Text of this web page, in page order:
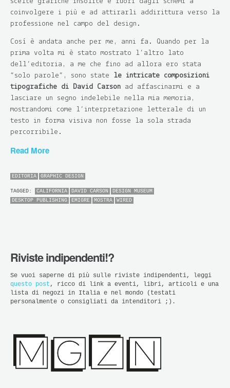
coinvolgere i più e ad attirarli addirittura verso la
professione nel campo del design.
Così è andata anche per me, anni fa. Quando per la
prima volta mi è stato mostrato l’altro lato
dell’editoria, a me che fino ad allora ero stata
“solo parole”, sono state le intricate composizioni
tipografiche di David Carson ad affascinarmi e a
lasciare un segno indelebile nella mia memoria,
mostrandomi come l’interpretazione letterale di un
testo in forma visiva non fosse la sola strada
percorribile.
Read More
EDITORIA GRAPHIC DESIGN
TAGGED: CALIFORNIA DAVID CARSON
DESIGN MUSEUM
DESKTOP PUBLISHING
EMIGRE MOSTRA WIRED
Riviste indipendenti!?
Se vuoi saperne di più sulle riviste indipendenti, leggi
questo post , ricco di link a eventi, libri, articoli e una
lista di negozi in Italia e nel mondo (testati
personalmente o consigliati da intenditori ;).